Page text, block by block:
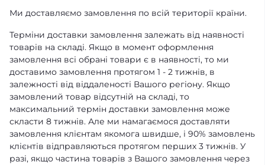
Ми доставляємо замовлення по всій території країни.
Терміни доставки замовлення залежать від наявності
товарів на складі. Якщо в момент оформлення
замовлення всі обрані товари є в наявності, то ми
доставимо замовлення протягом 1 - 2 тижнів, в
залежності від віддаленості Вашого регіону. Якщо
замовлений товар відсутній на складі, то
максимальний термін доставки замовлення може
скласти 8 тижнів. Але ми намагаємося доставляти
замовлення клієнтам якомога швидше, і 90% замовлень
клієнтів відправляються протягом перших 3 тижнів. У
разі, якщо частина товарів з Вашого замовлення через